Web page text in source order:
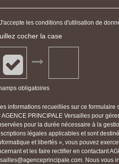
J'accepte les conditions d'utilisation de
cocher la case
obligatoires
informations recueillies sur ce formulaire
AGENCE PRINCIPALE Versailles pour
pour la durée nécessaire à la
légales applicables et sont
et libertés », vous pouvez
et les faire rectifier en contactant
Nous vous